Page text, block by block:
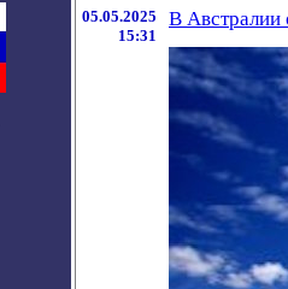
05.05.2025
15:31
В Австралии